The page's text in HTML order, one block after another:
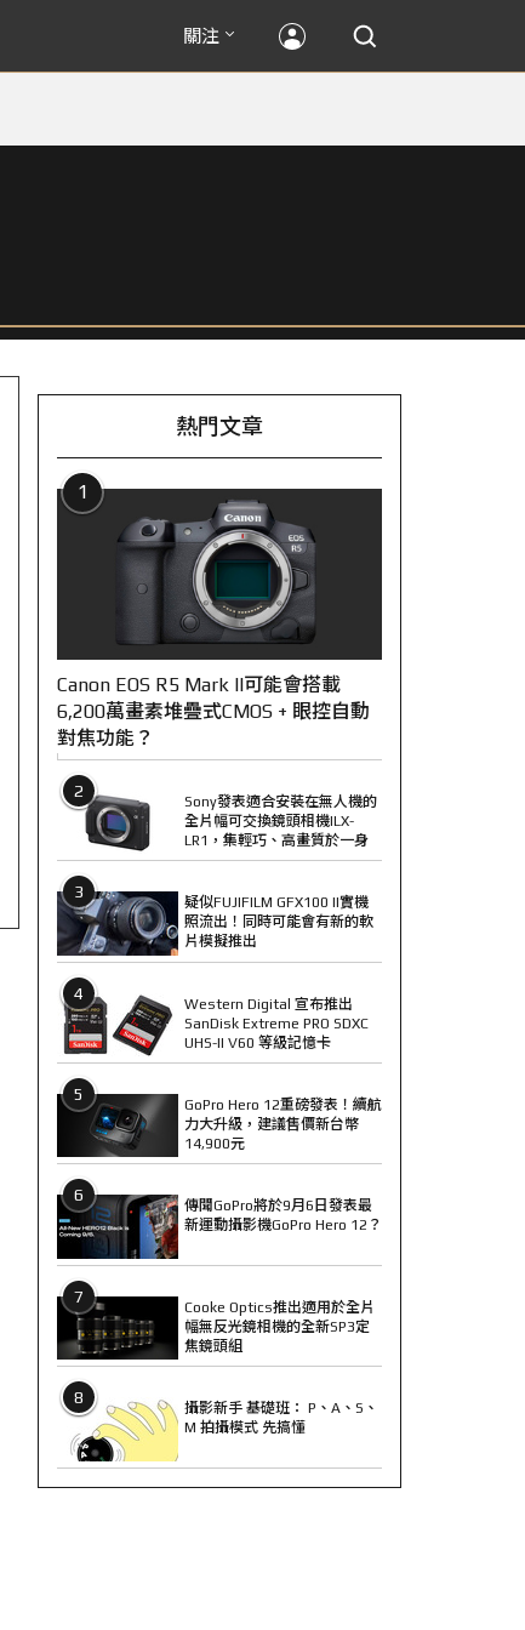
關注
熱門文章
1
Canon EOS R5 Mark II可能會搭載
6,200萬畫素堆疊式CMOS + 眼控自動
對焦功能？
2
Sony發表適合安裝在無人機的
全片幅可交換鏡頭相機ILX-
LR1，集輕巧、高畫質於一身
3
疑似FUJIFILM GFX100 II實機
照流出！同時可能會有新的軟
片模擬推出
4
Western Digital 宣布推出
SanDisk Extreme PRO SDXC
UHS-II V60 等級記憶卡
5
GoPro Hero 12重磅發表！續航
力大升級，建議售價新台幣
14,900元
6
傳聞GoPro將於9月6日發表最
新運動攝影機GoPro Hero 12？
7
Cooke Optics推出適用於全片
幅無反光鏡相機的全新SP3定
焦鏡頭組
8
攝影新手 基礎班： P、A、S、
M 拍攝模式 先搞懂